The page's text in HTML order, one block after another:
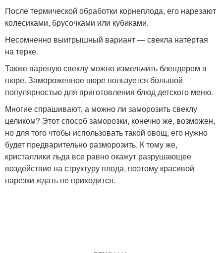
После термической обработки корнеплода, его нарезают
колесиками, брусочками или кубиками.
Несомненно выигрышный вариант — свекла натертая
на терке.
Также вареную свеклу можно измельчить блендером в
пюре. Замороженное пюре пользуется большой
популярностью для приготовления блюд детского меню.
Многие спрашивают, а можно ли заморозить свеклу
целиком? Этот способ заморозки, конечно же, возможен,
но для того чтобы использовать такой овощ, его нужно
будет предварительно разморозить. К тому же,
кристаллики льда все равно окажут разрушающее
воздействие на структуру плода, поэтому красивой
нарезки ждать не приходится.